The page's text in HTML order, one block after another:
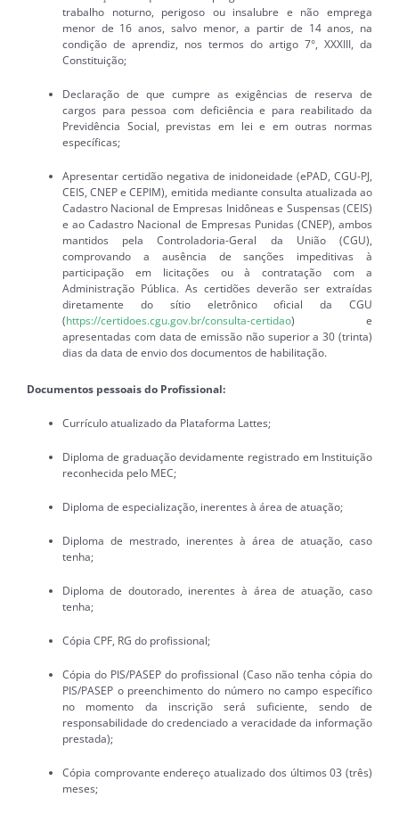
trabalho noturno, perigoso ou insalubre e não emprega
menor de 16 anos, salvo menor, a partir de 14 anos, na
condição de aprendiz, nos termos do artigo 7°, XXXIII, da
Constituição;
Declaração de que cumpre as exigências de reserva de
cargos para pessoa com deficiência e para reabilitado da
Previdência Social, previstas em lei e em outras normas
específicas;
Apresentar certidão negativa de inidoneidade (ePAD, CGU-PJ,
CEIS, CNEP e CEPIM), emitida mediante consulta atualizada ao
Cadastro Nacional de Empresas Inidôneas e Suspensas (CEIS)
e ao Cadastro Nacional de Empresas Punidas (CNEP), ambos
mantidos pela Controladoria-Geral da União (CGU),
comprovando a ausência de sanções impeditivas à
participação em licitações ou à contratação com a
Administração Pública. As certidões deverão ser extraídas
diretamente do sítio eletrônico oficial da CGU
(https://certidoes.cgu.gov.br/consulta-certidao) e
apresentadas com data de emissão não superior a 30 (trinta)
dias da data de envio dos documentos de habilitação.
Documentos pessoais do Profissional:
Currículo atualizado da Plataforma Lattes;
Diploma de graduação devidamente registrado em Instituição
reconhecida pelo MEC;
Diploma de especialização, inerentes à área de atuação;
Diploma de mestrado, inerentes à área de atuação, caso
tenha;
Diploma de doutorado, inerentes à área de atuação, caso
tenha;
Cópia CPF, RG do profissional;
Cópia do PIS/PASEP do profissional (Caso não tenha cópia do
PIS/PASEP o preenchimento do número no campo específico
no momento da inscrição será suficiente, sendo de
responsabilidade do credenciado a veracidade da informação
prestada);
Cópia comprovante endereço atualizado dos últimos 03 (três)
meses;